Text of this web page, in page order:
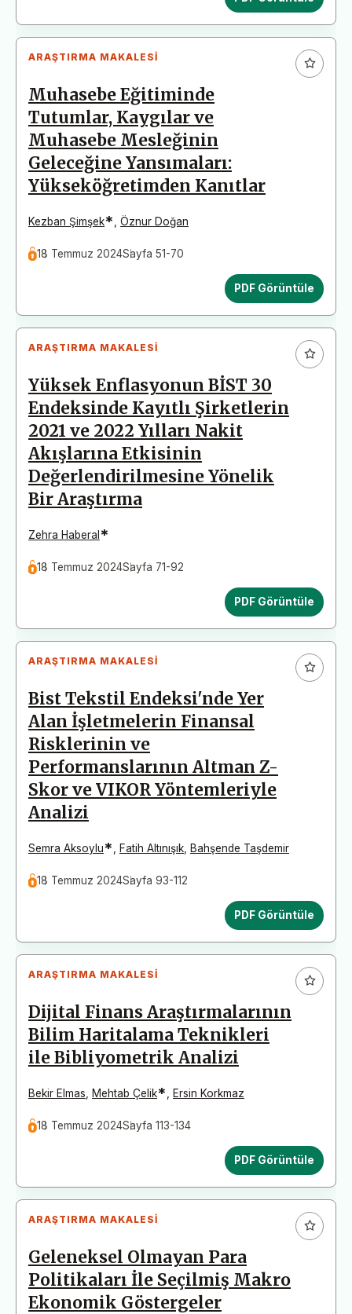
ARAŞTIRMA MAKALESI
Muhasebe Eğitiminde
Tutumlar, Kaygılar ve
Muhasebe Mesleğinin
Geleceğine Yansımaları:
Yükseköğretimden Kanıtlar
Kezban Şimşek* Öznur Doğan
18 Temmuz 2024Sayfa 51-70
PDF Görüntüle
ARAŞTIRMA MAKALESI
Yüksek Enflasyonun BİST 30
Endeksinde Kayıtlı Şirketlerin
2021 ve 2022 Yılları Nakit
Akışlarına Etkisinin
Değerlendirilmesine Yönelik
Bir Araştırma
Zehra Haberal *
18 Temmuz 2024Sayfa 71-92
PDF Görüntüle
ARAŞTIRMA MAKALESI
Bist Tekstil Endeksi'nde Yer
Alan İşletmelerin Finansal
Risklerinin ve
Performanslarının Altman Z-
Skor ve VIKOR Yöntemleriyle
Analizi
Semra Aksoylu* Fatih Altınışık Bahşende Taşdemir
18 Temmuz 2024Sayfa 93-112
PDF Görüntüle
ARAŞTIRMA MAKALESI
Dijital Finans Araştırmalarının
Bilim Haritalama Teknikleri
ile Bibliyometrik Analizi
Bekir Elmas Mehtab Çelik* Ersin Korkmaz
18 Temmuz 2024Sayfa 113-134
PDF Görüntüle
ARAŞTIRMA MAKALESI
Geleneksel Olmayan Para
Politikaları İle Seçilmiş Makro
Ekonomik Göstergeler